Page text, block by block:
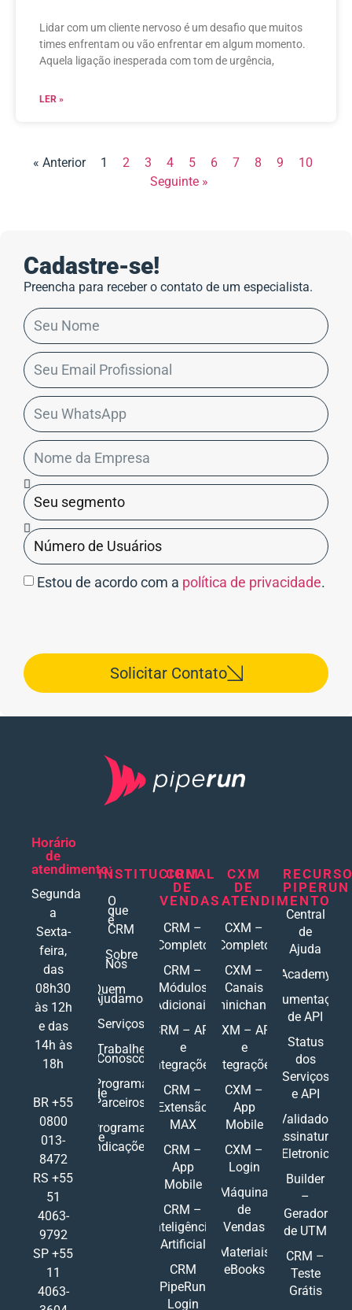
Lidar com um cliente nervoso é um desafio que muitos
times enfrentam ou vão enfrentar em algum momento.
Aquela ligação inesperada com tom de urgência,
LER »
« Anterior 1 2 3 4 5 6 7 8 9
10
Seguinte »
Cadastre-se!
Preencha para receber o contato de um especialista.
Estou de acordo com a política de privacidade.
Solicitar Contato
Horário
de
atendimento:
Segunda
a
Sexta-
feira,
das
08h30
às 12h
e das
14h às
18h
BR +55
0800
013-
8472
RS +55
51
4063-
9792
SP +55
11
4063-
INSTITUCIONAL
O
que
é
CRM
Sobre
Nós
Quem
Ajudamos
Serviços
Trabalhe
Conosco
Programa
de
Parceiros
Programa
de
Indicações
CRM
DE
VENDAS
CRM –
Completo
CRM –
Módulos
Adicionais
CRM – API
e
Integrações
CRM –
Extensão
MAX
CRM –
App
Mobile
CRM –
Inteligência
Artificial
CRM
PipeRun
Login
CXM
DE
ATENDIMENTO
CXM –
Completo
CXM –
Canais
Ominichannel
CXM – API
e
Integrações
CXM –
App
Mobile
CXM –
Login
Máquina
de
Vendas
Materiais
eBooks
PIPERUN
Central
de
Ajuda
Academy
Documentações
de API
Status
dos
Serviços
e API
Validador
Assinatura
Eletronic
Builder
–
Gerador
de UTM
CRM –
Teste
Grátis